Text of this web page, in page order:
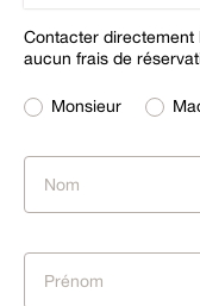
Contacter directement
aucun frais de
Monsieur